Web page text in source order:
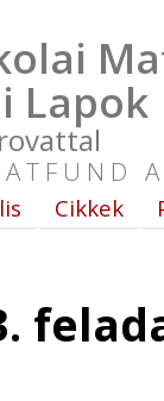
Lapok
Cikkek